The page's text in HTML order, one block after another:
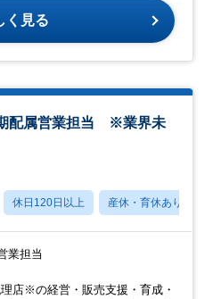
く見る
配属営業担当 ※業界未
休日120日以上 産休・育休あり
業担当
理店※の経営・販売支援・育成・